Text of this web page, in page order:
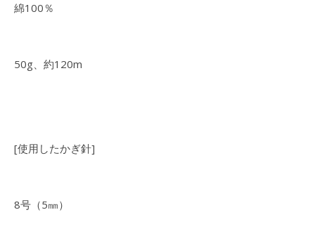
綿100％
50g、約120m
[使用したかぎ針]
8号（5㎜）